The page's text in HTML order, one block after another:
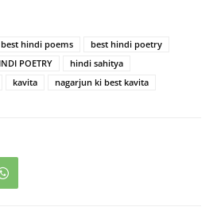
best hindi poems
best hindi poetry
POETRY
hindi sahitya
kavita nagarjun ki best kavita